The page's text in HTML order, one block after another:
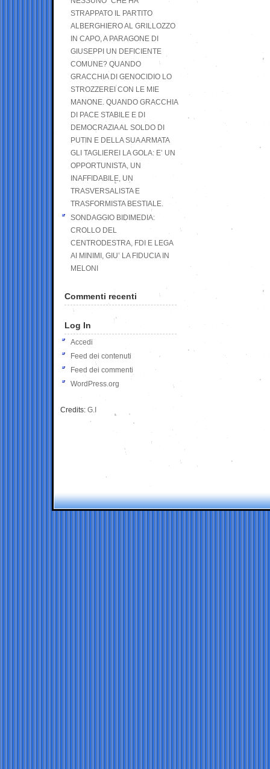
STRAPPATO IL PARTITO
ALBERGHIERO AL GRILLOZZO
IN CAPO, A PARAGONE DI
GIUSEPPI UN DEFICIENTE
COMUNE? QUANDO
GRACCHIA DI GENOCIDIO LO
STROZZEREI CON LE MIE
MANONE. QUANDO GRACCHIA
DI PACE STABILE E DI
DEMOCRAZIA AL SOLDO DI
PUTIN E DELLA SUA ARMATA
GLI TAGLIEREI LA GOLA: E’ UN
OPPORTUNISTA, UN
INAFFIDABILE, UN
TRASVERSALISTA E
TRASFORMISTA BESTIALE.
SONDAGGIO BIDIMEDIA:
CROLLO DEL
CENTRODESTRA, FDI E LEGA
AI MINIMI, GIU’ LA FIDUCIA IN
MELONI
Commenti recenti
Log In
Accedi
Feed dei contenuti
Feed dei commenti
WordPress.org
Credits: G.I